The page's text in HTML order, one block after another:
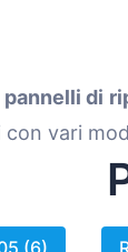
Mazda
Mercedes-
Opel Vauxhall
pannelli di
vari